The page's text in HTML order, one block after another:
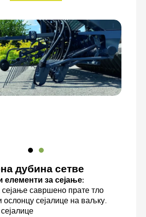
дубина сетве
елементи за сејање:
савршено прате тло
ослонцу сејалице на ваљку.